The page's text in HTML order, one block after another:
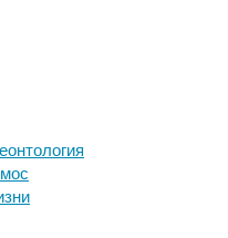
животные
иммунитет